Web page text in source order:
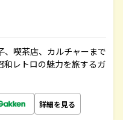
、喫茶店、カルチャーまで
和レトロの魅力を旅するガ
詳細を見る